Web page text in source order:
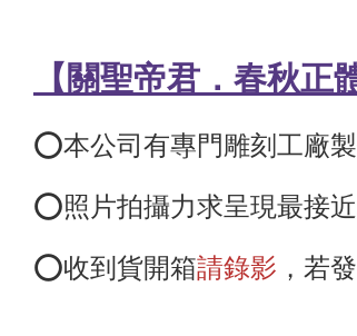
【關聖帝君．春秋正
⭕️本公司有專門雕刻工廠
⭕️照片拍攝力求呈現最接
⭕️收到貨開箱請錄影 ，若